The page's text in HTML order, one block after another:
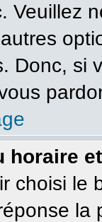
Veuillez
Donc, si
horaire
choisi le
la